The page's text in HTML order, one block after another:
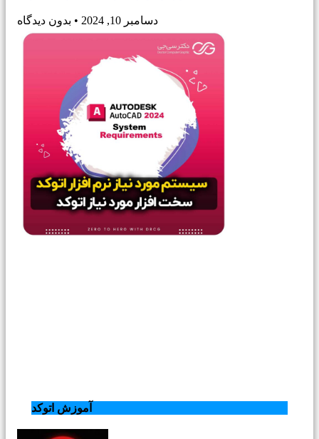
دسامبر 10, 2024 بدون دیدگاه
آموزش اتوکد